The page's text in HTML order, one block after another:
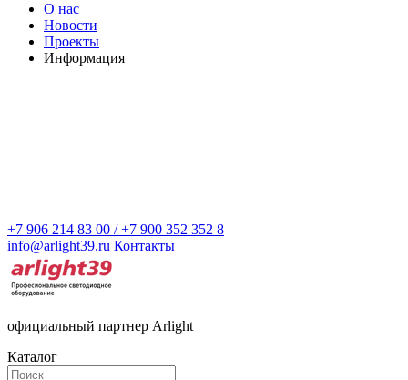
О нас
Новости
Проекты
Информация
+7 906 214 83 00 / +7 900 352 352 8
info@arlight39.ru Контакты
официальный партнер Arlight
Каталог